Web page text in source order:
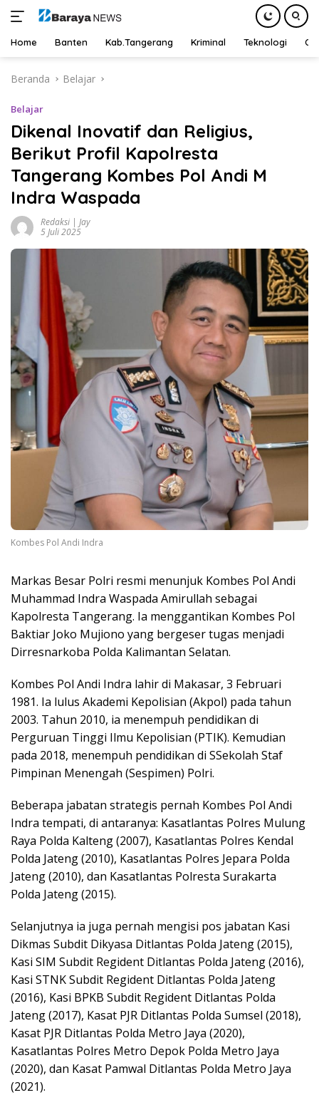
Home Banten Kab.Tangerang Kriminal Teknologi
Beranda Belajar
Belajar
Dikenal Inovatif dan Religius,
Berikut Profil Kapolresta
Tangerang Kombes Pol Andi M
Indra Waspada
Redaksi | Jay
5 Juli 2025
Kombes Pol Andi Indra
Markas Besar Polri resmi menunjuk Kombes Pol Andi
Muhammad Indra Waspada Amirullah sebagai
Kapolresta Tangerang. Ia menggantikan Kombes Pol
Baktiar Joko Mujiono yang bergeser tugas menjadi
Dirresnarkoba Polda Kalimantan Selatan.
Kombes Pol Andi Indra lahir di Makasar, 3 Februari
1981. Ia lulus Akademi Kepolisian (Akpol) pada tahun
2003. Tahun 2010, ia menempuh pendidikan di
Perguruan Tinggi Ilmu Kepolisian (PTIK). Kemudian
pada 2018, menempuh pendidikan di SSekolah Staf
Pimpinan Menengah (Sespimen) Polri.
Beberapa jabatan strategis pernah Kombes Pol Andi
Indra tempati, di antaranya: Kasatlantas Polres Mulung
Raya Polda Kalteng (2007), Kasatlantas Polres Kendal
Polda Jateng (2010), Kasatlantas Polres Jepara Polda
Jateng (2010), dan Kasatlantas Polresta Surakarta
Polda Jateng (2015).
Selanjutnya ia juga pernah mengisi pos jabatan Kasi
Dikmas Subdit Dikyasa Ditlantas Polda Jateng (2015),
Kasi SIM Subdit Regident Ditlantas Polda Jateng (2016),
Kasi STNK Subdit Regident Ditlantas Polda Jateng
(2016), Kasi BPKB Subdit Regident Ditlantas Polda
Jateng (2017), Kasat PJR Ditlantas Polda Sumsel (2018),
Kasat PJR Ditlantas Polda Metro Jaya (2020),
Kasatlantas Polres Metro Depok Polda Metro Jaya
(2020), dan Kasat Pamwal Ditlantas Polda Metro Jaya
(2021).